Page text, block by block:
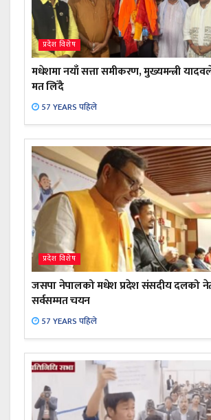
प्रदेश विशेष
मधेशमा नयाँ सत्ता समीकरण, मुख्यमन्त्री
मत लिँदै
57 YEARS पहिले
प्रदेश विशेष
जसपा नेपालको मधेश प्रदेश संसदीय दलको
सर्वसम्मत चयन
57 YEARS पहिले